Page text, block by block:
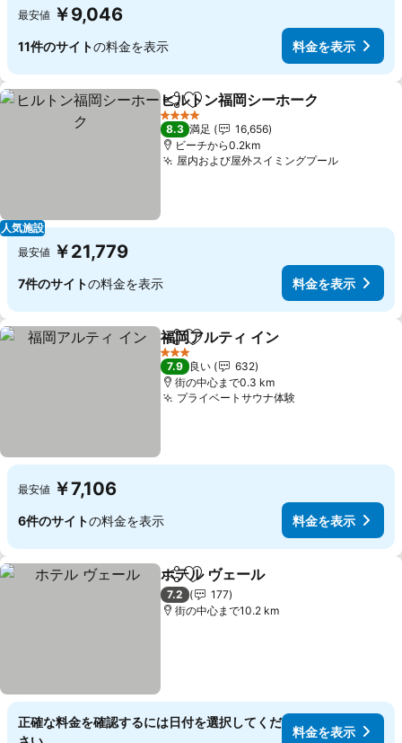
最安値 ￥9,046
11件のサイトの料金を表示 料金を表示
人気施設
シェアお気に入りに追加
ヒルトン福岡シーホーク
4 ホテルのランク
8.3 満足
16,656
ビーチから0.2km
屋内および屋外スイミングプール
最安値 ￥21,779
7件のサイトの料金を表示 料金を表示
シェアお気に入りに追加
福岡アルティ イン
3 ホテルのランク
7.9 良い
632
街の中心まで0.3 km
プライベートサウナ体験
最安値 ￥7,106
6件のサイトの料金を表示 料金を表示
シェアお気に入りに追加
ホテル ヴェール
7.2
177
街の中心まで10.2 km
正確な料金を確認するには日付を選択してくだ
料金を表示